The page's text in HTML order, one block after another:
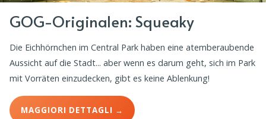
GOG-Originalen: Squeaky
Die Eichhörnchen im Central Park haben eine atemberaubende
Aussicht auf die Stadt... aber wenn es darum geht, sich im Park
mit Vorräten einzudecken, gibt es keine Ablenkung!
MAGGIORI DETTAGLI →